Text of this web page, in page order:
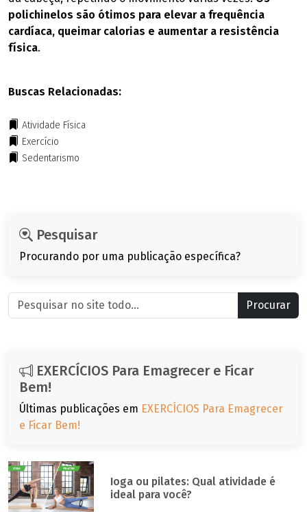
polichinelos são ótimos para elevar a frequência
cardíaca, queimar calorias e aumentar a resistência
física.
Buscas Relacionadas:
Atividade Física
Exercício
Sedentarismo
Pesquisar
Procurando por uma publicação específica?
Procurar
EXERCÍCIOS Para Emagrecer e Ficar
Bem!
Últimas publicações em EXERCÍCIOS Para Emagrecer
e Ficar Bem!
Ioga ou pilates: Qual atividade é
ideal para você?